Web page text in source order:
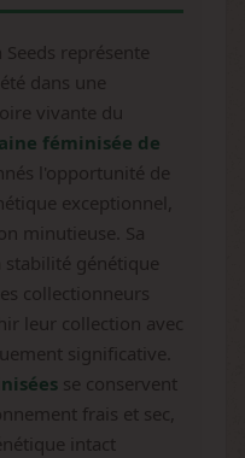
Seeds représente
dans une
vivante du
féminisée de
l'opportunité de
exceptionnel,
minutieuse. Sa
stabilité génétique
collectionneurs
leur collection avec
significative.
se conservent
frais et sec,
intact